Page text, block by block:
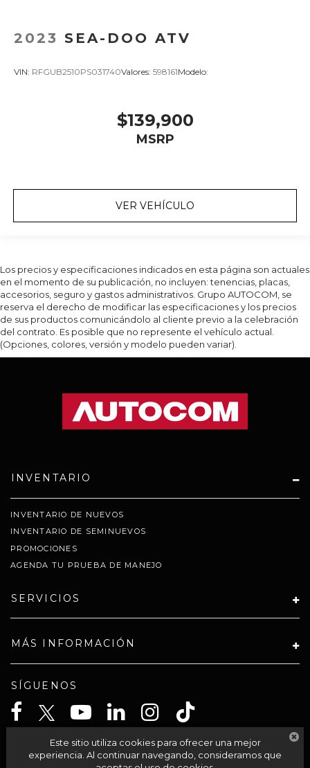
2023 SEA-DOO ATV
VIN: RFGUB2510PS031740Valores: 598161Modelo:
$139,900
MSRP
VER VEHÍCULO
Los precios y especificaciones indicados en esta página son actuales
en el momento de su publicación, no incluyen: tenencias, placas,
accesorios, seguro y gastos administrativos. Grupo AUTOCOM, se
reserva el derecho de modificar las especificaciones y los precios
de sus productos comunicándolo al cliente previo a la celebración
del contrato. Es posible que no represente el vehículo actual.
(Opciones, colores, versión y modelo pueden variar).
INVENTARIO
INVENTARIO DE NUEVOS
INVENTARIO DE SEMINUEVOS
PROMOCIONES
AGENDA TU PRUEBA DE MANEJO
SERVICIOS
MÁS INFORMACIÓN
SÍGUENOS
CELTA SOLUCIONES SA PI DE CV
Este sitio utiliza cookies para ofrecer una mejor
experiencia. Al continuar navegando, consideramos que